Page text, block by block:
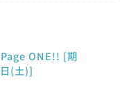
ONE!! [期
(土)]